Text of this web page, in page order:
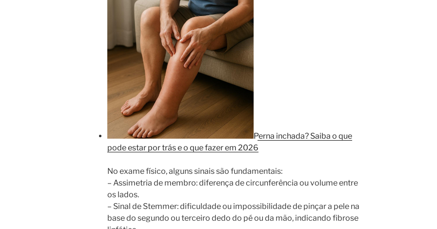
Perna inchada? Saiba o que
pode estar por trás e o que fazer em 2026
No exame físico, alguns sinais são fundamentais:
– Assimetria de membro: diferença de circunferência ou volume entre
os lados.
– Sinal de Stemmer: dificuldade ou impossibilidade de pinçar a pele na
base do segundo ou terceiro dedo do pé ou da mão, indicando fibrose